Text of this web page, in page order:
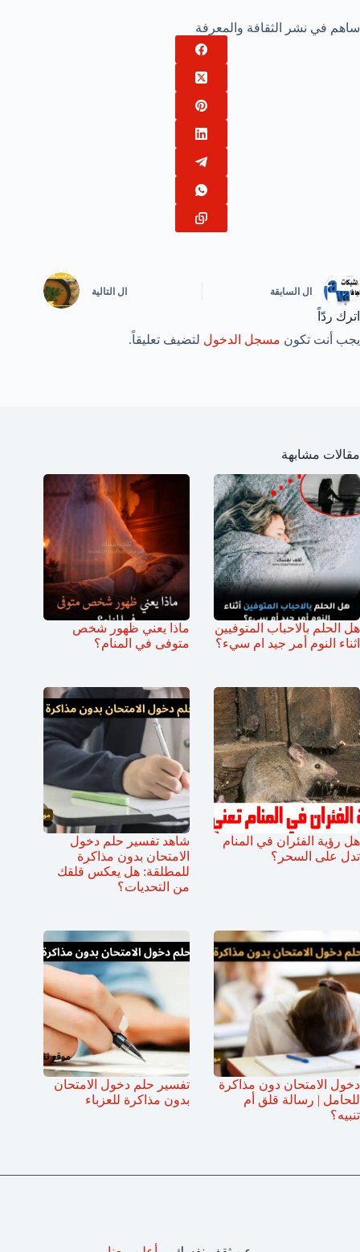
ساهم في نشر الثقافة والمعرفة
ال السابقة ال التالية
اترك ردّاً
يجب أنت تكون مسجل الدخول لتضيف تعليقاً.
مقالات مشابهة
هل الحلم بالاحباب المتوفيين
اثناء النوم أمر جيد ام سيء؟
ماذا يعني ظهور شخص
متوفى في المنام؟
هل رؤية الفئران في المنام
تدل على السحر؟
شاهد تفسير حلم دخول
الامتحان بدون مذاكرة
للمطلقة: هل يعكس قلقك
من التحديات؟
دخول الامتحان دون مذاكرة
للحامل | رسالة قلق أم
تنبيه؟
تفسير حلم دخول الامتحان
بدون مذاكرة للعزباء